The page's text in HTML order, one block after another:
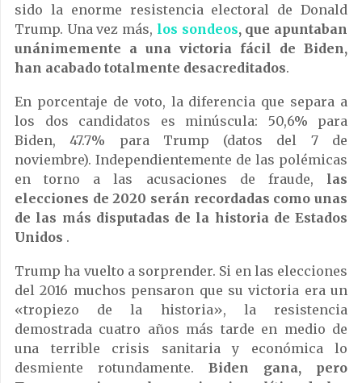
sido la enorme resistencia electoral de Donald
Trump. Una vez más, los sondeos, que apuntaban
unánimemente a una victoria fácil de Biden,
han acabado totalmente desacreditados.
En porcentaje de voto, la diferencia que separa a
los dos candidatos es minúscula: 50,6% para
Biden, 47.7% para Trump (datos del 7 de
noviembre). Independientemente de las polémicas
en torno a las acusaciones de fraude, las
elecciones de 2020 serán recordadas como unas
de las más disputadas de la historia de Estados
Unidos .
Trump ha vuelto a sorprender. Si en las elecciones
del 2016 muchos pensaron que su victoria era un
«tropiezo de la historia», la resistencia
demostrada cuatro años más tarde en medio de
una terrible crisis sanitaria y económica lo
desmiente rotundamente. Biden gana, pero